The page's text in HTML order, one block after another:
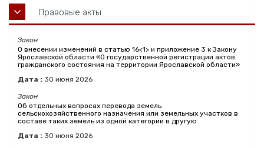
Правовые акты
Закон
О внесении изменений в статью 16<1> и приложение 3 к Закону
Ярославской области «О государственной регистрации актов
гражданского состояния на территории Ярославской области»
Дата : 30 июня 2026
Закон
Об отдельных вопросах перевода земель
сельскохозяйственного назначения или земельных участков в
составе таких земель из одной категории в другую
Дата : 30 июня 2026